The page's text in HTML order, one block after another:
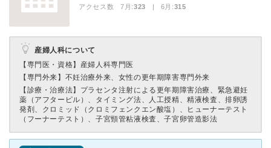
アクセス数 7月:323 | 6月:315
産婦人科について
【専門医・資格】 産婦人科専門医
【専門外来】 不妊治療外来、女性の更年期障害専門外来
【診療・治療法】 プラセンタ注射による更年期障害治療、緊急避妊
薬（アフターピル）、タイミング法、人工授精、精液検査、排卵誘
発剤、クロミッド（クロミフェンクエン酸塩）、ヒューナーテスト
（フーナーテスト）、子宮頸管粘液検査、子宮卵管造影法